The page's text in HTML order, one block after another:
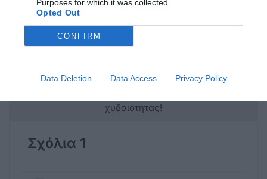
Purposes for which it was collected.
Opted Out
CONFIRM
Data Deletion Data Access Privacy Policy
reader.gr - Με πληροφορίες από Daily Mail
χυδαιότητας!
Σχόλια 1